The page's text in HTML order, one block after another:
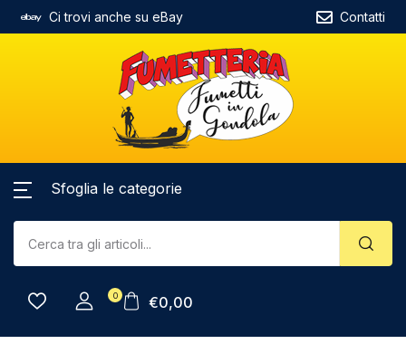
Ci trovi anche su eBay Contatti
Sfoglia le categorie
0 €0,00